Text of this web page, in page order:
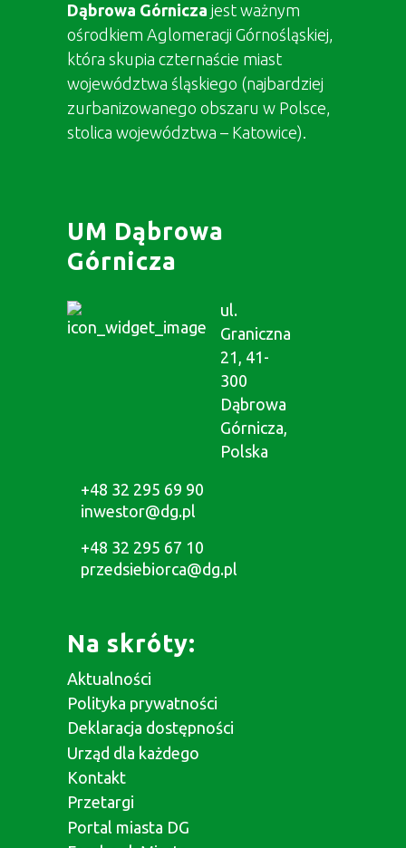
Dąbrowa Górnicza jest ważnym
ośrodkiem Aglomeracji Górnośląskiej,
która skupia czternaście miast
województwa śląskiego (najbardziej
zurbanizowanego obszaru w Polsce,
stolica województwa – Katowice).
UM Dąbrowa
Górnicza
ul.
Graniczna
21, 41-
300
Dąbrowa
Górnicza,
Polska
+48 32 295 69 90
inwestor@dg.pl
+48 32 295 67 10
przedsiebiorca@dg.pl
Na skróty:
Aktualności
Polityka prywatności
Deklaracja dostępności
Urząd dla każdego
Kontakt
Przetargi
Portal miasta DG